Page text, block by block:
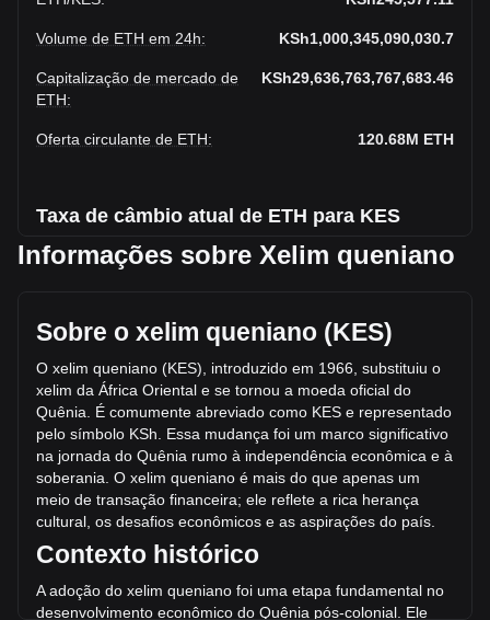
Volume de ETH em 24h: KSh1,000,345,090,030.7
Capitalização de mercado de
ETH:
KSh29,636,763,767,683.46
Oferta circulante de ETH: 120.68M ETH
Taxa de câmbio atual de ETH para KES
Queda de Ethereum para Xelim queniano esta semana.
por ETH, com uma capitalização de mercado total de
KSh29,636,763,767,683.46 KES com base em uma oferta
circulante de 120,682,110 ETH. O volume de trading de
Ethereum teve variação de -20.15% (KSh-
252,457,200,843.15 KES) nas últimas 24 horas. No último
dia de operações, o volume de trading de ETH foi de
KSh1,252,802,290,873.86.
Mais informações sobre Ethereum na Bitget
Preço de Ethereum
O que é Ethereum (ETH)
Informações sobre Xelim queniano
Sobre o xelim queniano (KES)
O xelim queniano (KES), introduzido em 1966, substituiu o
xelim da África Oriental e se tornou a moeda oficial do
Quênia. É comumente abreviado como KES e representado
pelo símbolo KSh. Essa mudança foi um marco significativo
na jornada do Quênia rumo à independência econômica e à
soberania. O xelim queniano é mais do que apenas um
meio de transação financeira; ele reflete a rica herança
cultural, os desafios econômicos e as aspirações do país.
Contexto histórico
A adoção do xelim queniano foi uma etapa fundamental no
desenvolvimento econômico do Quênia pós-colonial. Ele